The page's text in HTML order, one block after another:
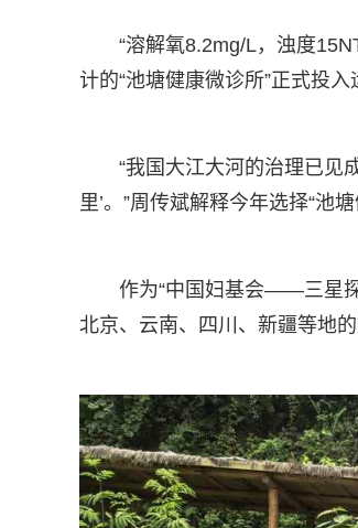
“溶解氧8.2mg/L，浊度
计的“池塘健康微诊所”正式投入
“我国大江大河的治理已见
里’。”周传斌解释今年选择“池
作为“中国妇基会——三星
北京、云南、四川、新疆等地